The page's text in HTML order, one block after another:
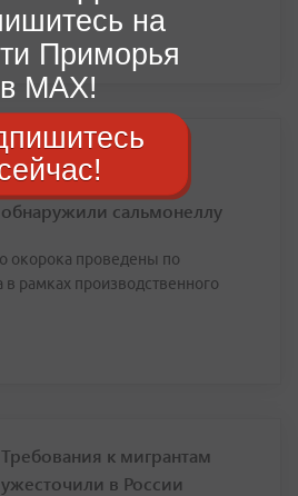
Опасная находка: в
приморской свинине
обнаружили сальмонеллу
окорока проведены по
рамках производственного
Требования к мигрантам
ужесточили в России
на
Приморья
в MAX!